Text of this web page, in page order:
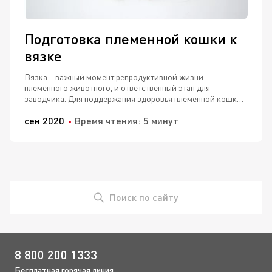
Подготовка племенной кошки к
вязке
Вязка – важный момент репродуктивной жизни
племенного животного, и ответственный этап для
заводчика. Для поддержания здоровья племенной кошки
необходимо учесть множество важных факторов.
сен 2020 Время чтения: 5 минут
Поиск по сайту
8 800 200 1333